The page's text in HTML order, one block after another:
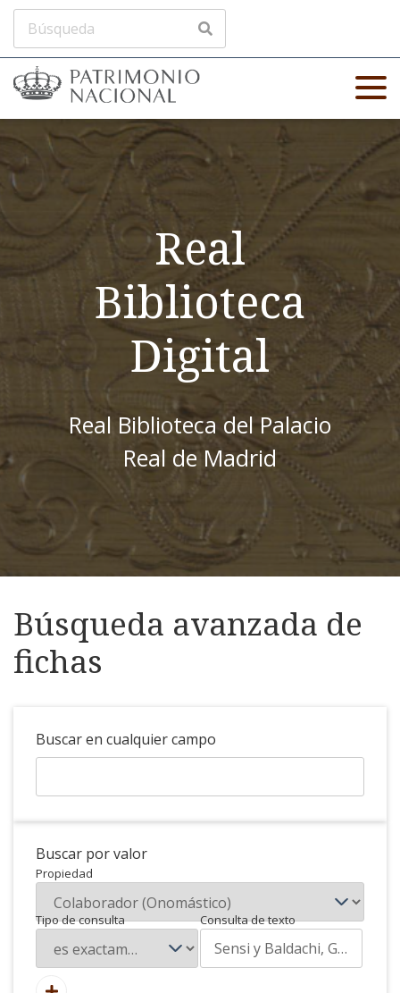
Real
Biblioteca
Digital
Real Biblioteca del Palacio
Real de Madrid
Búsqueda avanzada de
fichas
Buscar en cualquier campo
Buscar por valor
Propiedad
Tipo de consulta Consulta de texto